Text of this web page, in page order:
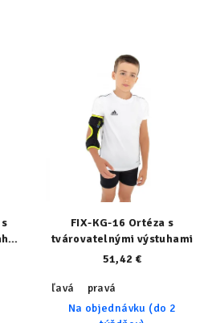
FIX-KG-16 Ortéza s
tvárovatelnými výstuhami
51,42 €
ľavá
pravá
Na objednávku (do 2